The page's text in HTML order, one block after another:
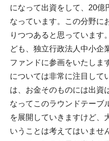
になって出資をして、20億
なっています。この分野に
りつつあると思っています
ども、独立行政法人中小企
ファンドに参画をいたしま
については非常に注目して
は、お金そのものには出資
なってこのラウンドテーブ
を展開していきますけど、
いうことは考えてはいませ